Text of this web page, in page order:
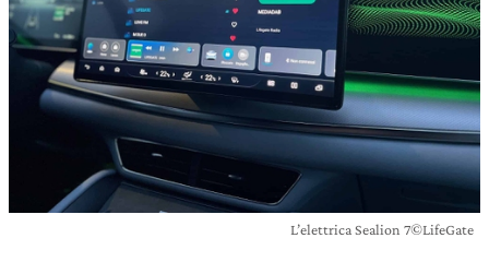
L’elettrica Sealion 7©LifeGate